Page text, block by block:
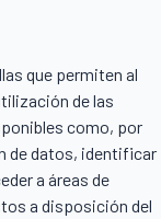
que permiten al
de las
como, por
de datos, identificar
a áreas de
a disposición del